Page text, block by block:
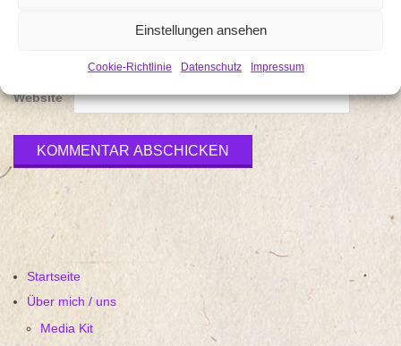
Einstellungen ansehen
Cookie-Richtlinie Datenschutz Impressum
Website
Startseite
Über mich / uns
Media Kit